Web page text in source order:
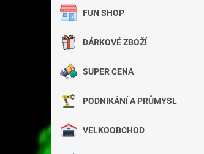
FUN SHOP
DÁRKOVÉ ZBOŽÍ
SUPER CENA
PODNIKÁNÍ A PRŮMYSL
VELKOOBCHOD